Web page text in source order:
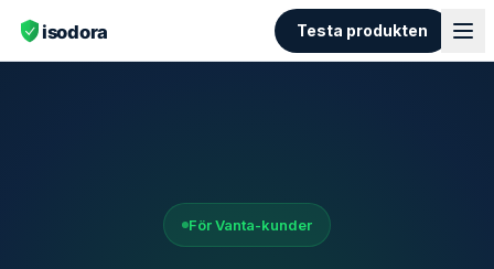
Testa produkten
För Vanta-kunder